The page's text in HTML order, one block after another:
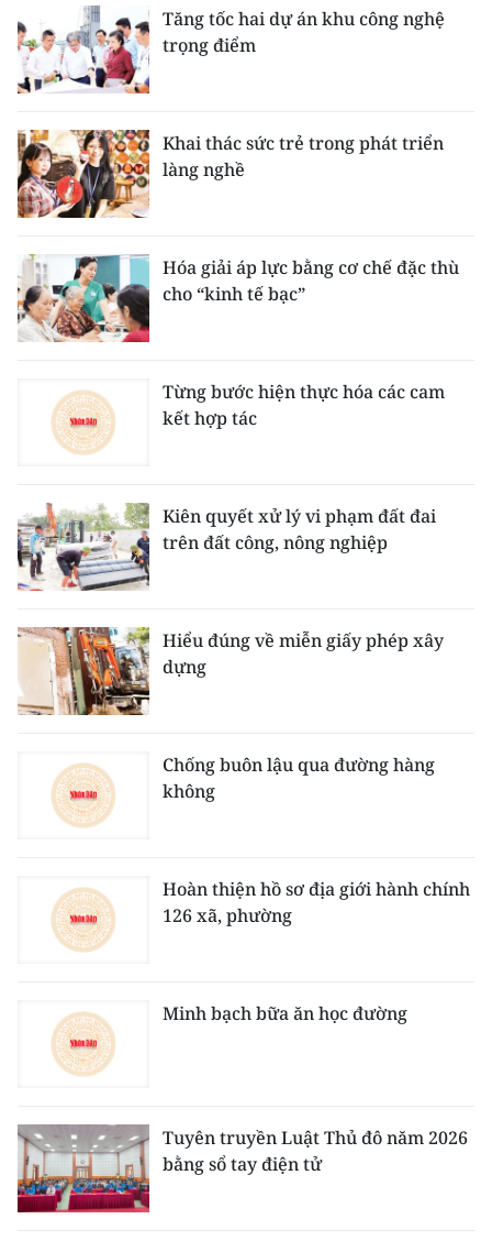
Tăng tốc hai dự án khu công nghệ
trọng điểm
Khai thác sức trẻ trong phát triển
làng nghề
Hóa giải áp lực bằng cơ chế đặc thù
cho “kinh tế bạc”
Từng bước hiện thực hóa các cam
kết hợp tác
Kiên quyết xử lý vi phạm đất đai
trên đất công, nông nghiệp
Hiểu đúng về miễn giấy phép xây
dựng
Chống buôn lậu qua đường hàng
không
Hoàn thiện hồ sơ địa giới hành chính
126 xã, phường
Minh bạch bữa ăn học đường
Tuyên truyền Luật Thủ đô năm 2026
bằng sổ tay điện tử